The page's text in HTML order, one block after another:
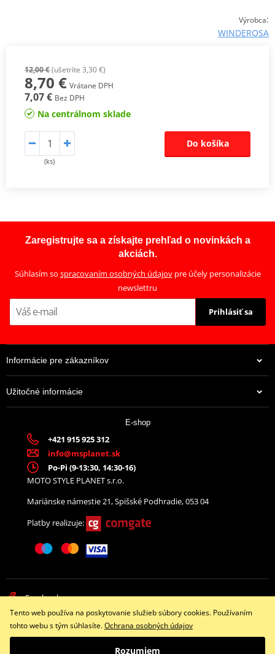
Výrobca:
WINDEROSA
12,00 €(ušetríte 3,30 €)
8,70 € Vrátane DPH
7,07 € Bez DPH
Na centrálnom sklade
(ks)
Do košíka
Zaregistrujte sa a získajte prehľad o novinkách a
akciách.
Súhlasím so spracovaním osobných údajovpre účely personalizácie
newslettru
Prihlásiť sa
Informácie pre zákazníkov
Užitočné informácie
E-shop
+421 915 925 312
info@msplanet.sk
Po-Pi (9-13:30, 14:30-16)
MOTO STYLE PLANET s.r.o.
Mariánske námestie 21, Spišské Podhradie, 053 04
Platby realizuje:
Facebook
Copyright © 2026 www.namotorku.sk
Tento web používa na poskytovanie služieb súbory cookies. Používaním
tohto webu s tým súhlasíte.Ochrana osobných údajov
Rozumiem